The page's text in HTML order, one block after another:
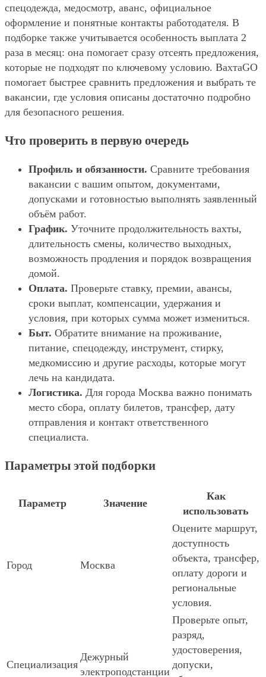
спецодежда, медосмотр, аванс, официальное
оформление и понятные контакты работодателя. В
подборке также учитывается особенность выплата 2
раза в месяц: она помогает сразу отсеять предложения,
которые не подходят по ключевому условию. ВахтаGO
помогает быстрее сравнить предложения и выбрать те
вакансии, где условия описаны достаточно подробно
для безопасного решения.
Что проверить в первую очередь
Профиль и обязанности. Сравните требования
вакансии с вашим опытом, документами,
допусками и готовностью выполнять заявленный
объём работ.
График. Уточните продолжительность вахты,
длительность смены, количество выходных,
возможность продления и порядок возвращения
домой.
Оплата. Проверьте ставку, премии, авансы,
сроки выплат, компенсации, удержания и
условия, при которых сумма может измениться.
Быт. Обратите внимание на проживание,
питание, спецодежду, инструмент, стирку,
медкомиссию и другие расходы, которые могут
лечь на кандидата.
Логистика. Для города Москва важно понимать
место сбора, оплату билетов, трансфер, дату
отправления и контакт ответственного
специалиста.
Параметры этой подборки
Параметр Значение
Как
использовать
Город Москва
Оцените маршрут,
доступность
объекта, трансфер,
оплату дороги и
региональные
условия.
Специализация
Дежурный
электроподстанции
Проверьте опыт,
разряд,
удостоверения,
допуски,